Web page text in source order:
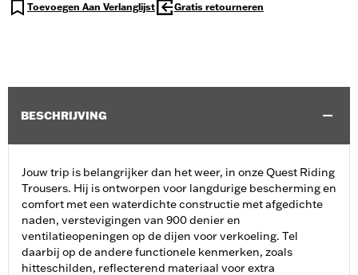
Toevoegen Aan Verlanglijst Gratis retourneren
BESCHRIJVING
Jouw trip is belangrijker dan het weer, in onze Quest Riding
Trousers. Hij is ontworpen voor langdurige bescherming en
comfort met een waterdichte constructie met afgedichte
naden, verstevigingen van 900 denier en
ventilatieopeningen op de dijen voor verkoeling. Tel
daarbij op de andere functionele kenmerken, zoals
hitteschilden, reflecterend materiaal voor extra